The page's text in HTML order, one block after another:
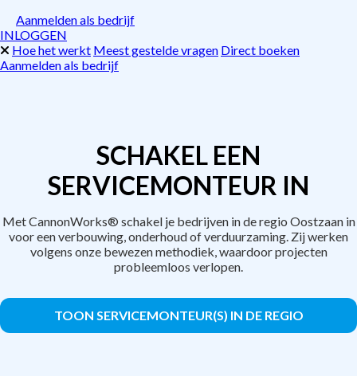
Aanmelden als bedrijf
INLOGGEN
Hoe het werkt Meest gestelde vragen Direct boeken
Aanmelden als bedrijf
SCHAKEL EEN
SERVICEMONTEUR IN
Met CannonWorks® schakel je bedrijven in de regio Oostzaan in
voor een verbouwing, onderhoud of verduurzaming. Zij werken
volgens onze bewezen methodiek, waardoor projecten
probleemloos verlopen.
TOON SERVICEMONTEUR(S) IN DE REGIO